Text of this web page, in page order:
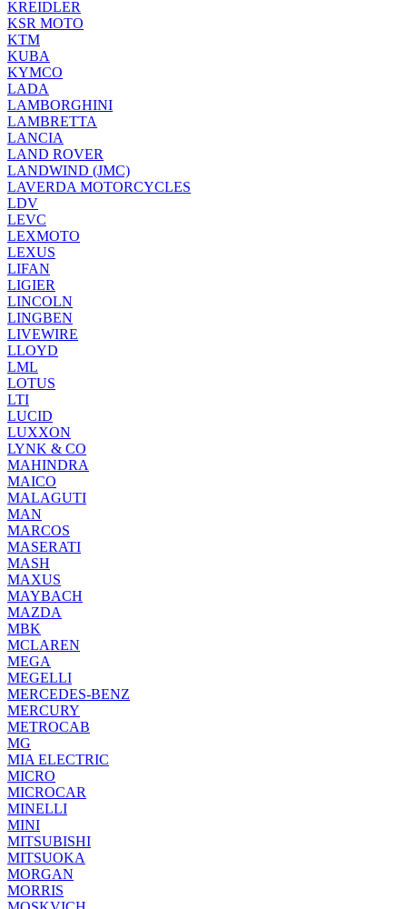
KREIDLER
KSR MOTO
KTM
KUBA
KYMCO
LADA
LAMBORGHINI
LAMBRETTA
LANCIA
LAND ROVER
LANDWIND (JMC)
LAVERDA MOTORCYCLES
LDV
LEVC
LEXMOTO
LEXUS
LIFAN
LIGIER
LINCOLN
LINGBEN
LIVEWIRE
LLOYD
LML
LOTUS
LTI
LUCID
LUXXON
LYNK & CO
MAHINDRA
MAICO
MALAGUTI
MAN
MARCOS
MASERATI
MASH
MAXUS
MAYBACH
MAZDA
MBK
MCLAREN
MEGA
MEGELLI
MERCEDES-BENZ
MERCURY
METROCAB
MG
MIA ELECTRIC
MICRO
MICROCAR
MINELLI
MINI
MITSUBISHI
MITSUOKA
MORGAN
MORRIS